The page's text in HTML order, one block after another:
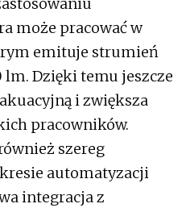
może pracować w
emituje strumień
Dzięki temu jeszcze
i zwiększa
pracowników.
szereg
automatyzacji
integracja z